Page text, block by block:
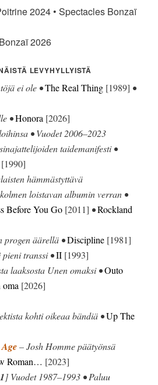
2024 • Spectacles Bonzaï
2026
LEVYHYLLYISTÄ
ei ole •The Real Thing [1989] •
•Honora [2026]
• Vuodet 2006–2023
taidemanifesti •
[1990]
hämmästyttävä
loistavan albumin verran •
Before You Go [2011] •Rockland
progen äärellä •Discipline [1981]
transsi •II [1993]
laaksosta Unen omaksi •Outo
oma [2026]
kohti oikeaa bändiä •Up The
– Josh Homme päätyönsä
Roman… [2023]
1] Vuodet 1987–1993 • Paluu